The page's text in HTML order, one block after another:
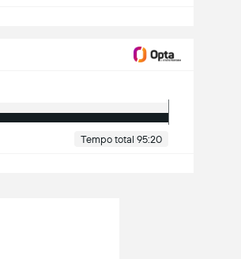
Tempo total 95:20